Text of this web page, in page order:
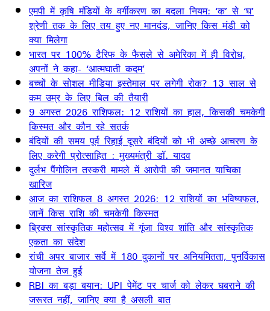
एमपी में कृषि मंडियों के वर्गीकरण का बदला नियम: ‘क’ से ‘घ’
श्रेणी तक के लिए तय हुए नए मानदंड, जानिए किस मंडी को
क्या मिलेगा
भारत पर 100% टैरिफ के फैसले से अमेरिका में ही विरोध,
अपनों ने कहा- ‘आत्मघाती कदम’
बच्चों के सोशल मीडिया इस्तेमाल पर लगेगी रोक? 13 साल से
कम उम्र के लिए बिल की तैयारी
9 अगस्त 2026 राशिफल: 12 राशियों का हाल, किसकी चमकेगी
किस्मत और कौन रहे सतर्क
बंदियों की समय पूर्व रिहाई दूसरे बंदियों को भी अच्छे आचरण के
लिए करेगी प्रोत्साहित : मुख्यमंत्री डॉ. यादव
दुर्लभ पैंगोलिन तस्करी मामले में आरोपी की जमानत याचिका
खारिज
आज का राशिफल 8 अगस्त 2026: 12 राशियों का भविष्यफल,
जानें किस राशि की चमकेगी किस्मत
ब्रिक्स सांस्कृतिक महोत्सव में गूंजा विश्व शांति और सांस्कृतिक
एकता का संदेश
रांची अपर बाजार सर्वे में 180 दुकानों पर अनियमितता, पुनर्विकास
योजना तेज हुई
RBI का बड़ा बयान: UPI पेमेंट पर चार्ज को लेकर घबराने की
जरूरत नहीं, जानिए क्या है असली बात